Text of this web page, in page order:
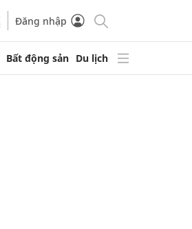
Đăng nhập
Bất động sản Du lịch